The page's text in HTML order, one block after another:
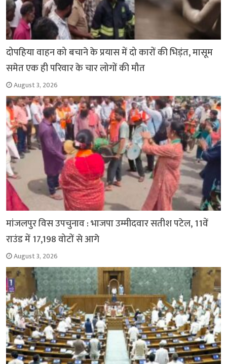
दोपहिया वाहन को बचाने के प्रयास में दो कारों की भिड़ंत, मासूम
समेत एक ही परिवार के चार लोगों की मौत
August 3, 2026
मांजलपुर विस उपचुनाव : भाजपा उम्मीदवार सतीश पटेल, 11वें
राउंड में 17,198 वोटों से आगे
August 3, 2026